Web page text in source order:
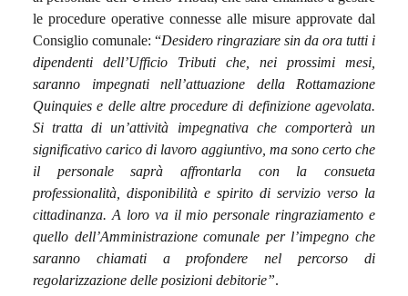
le procedure operative connesse alle misure approvate dal
Consiglio comunale: “Desidero ringraziare sin da ora tutti i
dipendenti dell’Ufficio Tributi che, nei prossimi mesi,
saranno impegnati nell’attuazione della Rottamazione
Quinquies e delle altre procedure di definizione agevolata.
Si tratta di un’attività impegnativa che comporterà un
significativo carico di lavoro aggiuntivo, ma sono certo che
il personale saprà affrontarla con la consueta
professionalità, disponibilità e spirito di servizio verso la
cittadinanza. A loro va il mio personale ringraziamento e
quello dell’Amministrazione comunale per l’impegno che
saranno chiamati a profondere nel percorso di
regolarizzazione delle posizioni debitorie”.